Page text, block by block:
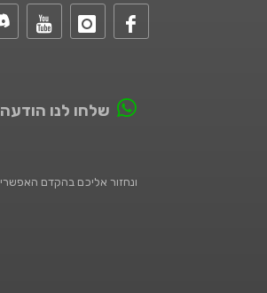
שלחו לנו הודעה
ונחזור אליכם בהקדם האפשרי